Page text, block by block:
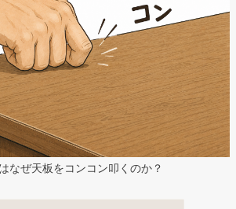
なぜ天板をコンコン叩くのか？